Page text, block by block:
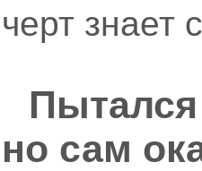
черт знает
но сам